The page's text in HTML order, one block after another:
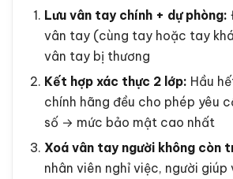
Lưu vân tay chính + dự phòng:
vân tay (cùng tay hoặc tay
vân tay bị thương
Kết hợp xác thực 2 lớp: Hầu
chính hãng đều cho phép yêu
số → mức bảo mật cao nhất
Xoá vân tay người không còn
nhân viên nghỉ việc, người